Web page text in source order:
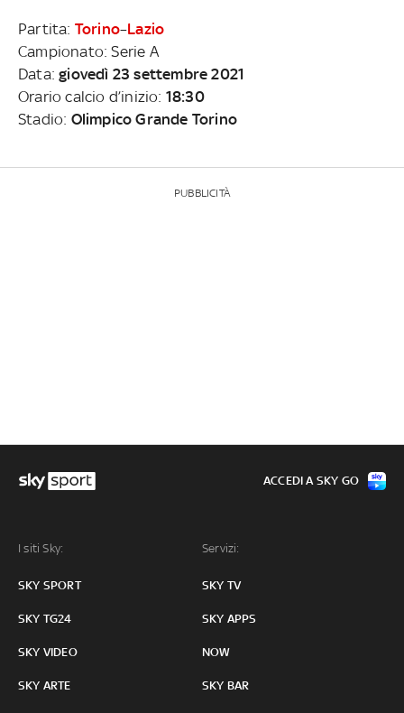
Partita: Torino–Lazio
Campionato: Serie A
Data:giovedì 23 settembre 2021
Orario calcio d’inizio: 18:30
Stadio: Olimpico Grande Torino
PUBBLICITÀ
I siti Sky:
SKY SPORT
SKY TG24
SKY VIDEO
SKY ARTE
Servizi:
SKY TV
SKY APPS
NOW
SKY BAR
ACCEDI A SKY GO